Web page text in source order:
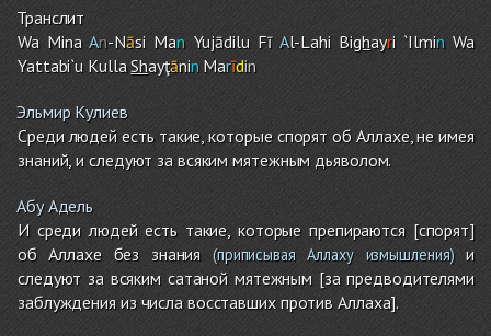
Транслит
Wa MinaAn-Nāsi Man Yujādilu FīAl-LahiBighayri `IlminWa
Yattabi`u KullaShayţāninMarīdin
Эльмир Кулиев
Среди людей есть такие, которые спорят об Аллахе, не имея
знаний, и следуют за всяким мятежным дьяволом.
Абу Адель
И среди людей есть такие, которые препираются [спорят]
об Аллахе без знания (приписывая Аллаху измышления)и
следуют за всяким сатаной мятежным [за предводителями
заблуждения из числа восставших против Аллаха].